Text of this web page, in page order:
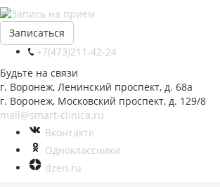
Записаться
+7(473)211-42-24
Будьте на связи
г. Воронеж, Ленинский проспект, д. 68а
г. Воронеж, Московский проспект, д. 129/8
mail@smart-clinica.ru
Вконтакте
Одноклассники
dzen.ru